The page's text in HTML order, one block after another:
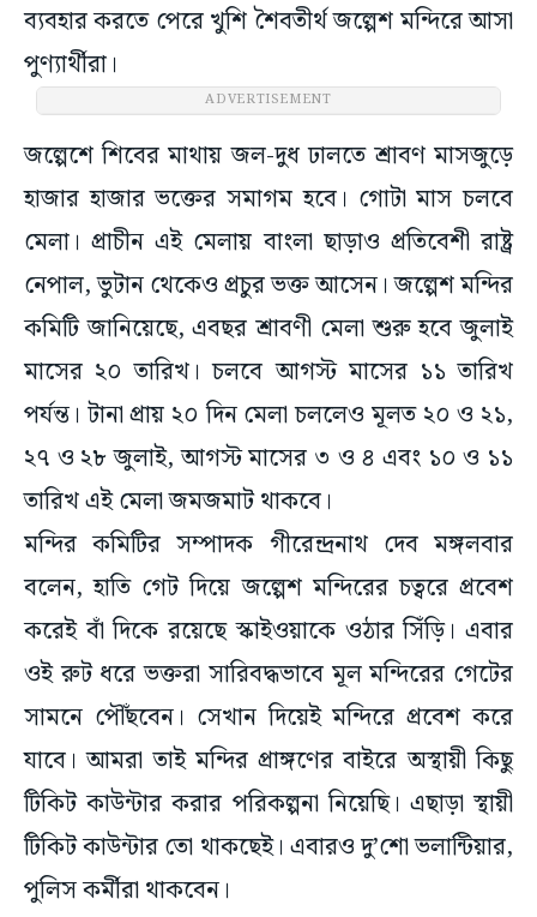
ব্যবহার করতে পেরে খুশি শৈবতীর্থ জল্পেশ মন্দিরে আসা
পুণ্যার্থীরা।
ADVERTISEMENT
জল্পেশে শিবের মাথায় জল-দুধ ঢালতে শ্রাবণ মাসজুড়ে
হাজার হাজার ভক্তের সমাগম হবে। গোটা মাস চলবে
মেলা। প্রাচীন এই মেলায় বাংলা ছাড়াও প্রতিবেশী রাষ্ট্র
নেপাল, ভুটান থেকেও প্রচুর ভক্ত আসেন। জল্পেশ মন্দির
কমিটি জানিয়েছে, এবছর শ্রাবণী মেলা শুরু হবে জুলাই
মাসের ২০ তারিখ। চলবে আগস্ট মাসের ১১ তারিখ
পর্যন্ত। টানা প্রায় ২০ দিন মেলা চললেও মূলত ২০ ও ২১,
২৭ ও ২৮ জুলাই, আগস্ট মাসের ৩ ও ৪ এবং ১০ ও ১১
তারিখ এই মেলা জমজমাট থাকবে।
মন্দির কমিটির সম্পাদক গীরেন্দ্রনাথ দেব মঙ্গলবার
বলেন, হাতি গেট দিয়ে জল্পেশ মন্দিরের চত্বরে প্রবেশ
করেই বাঁ দিকে রয়েছে স্কাইওয়াকে ওঠার সিঁড়ি। এবার
ওই রুট ধরে ভক্তরা সারিবদ্ধভাবে মূল মন্দিরের গেটের
সামনে পৌঁছবেন। সেখান দিয়েই মন্দিরে প্রবেশ করে
যাবে। আমরা তাই মন্দির প্রাঙ্গণের বাইরে অস্থায়ী কিছু
টিকিট কাউন্টার করার পরিকল্পনা নিয়েছি। এছাড়া স্থায়ী
টিকিট কাউন্টার তো থাকছেই। এবারও দু’শো ভলান্টিয়ার,
পুলিস কর্মীরা থাকবেন।